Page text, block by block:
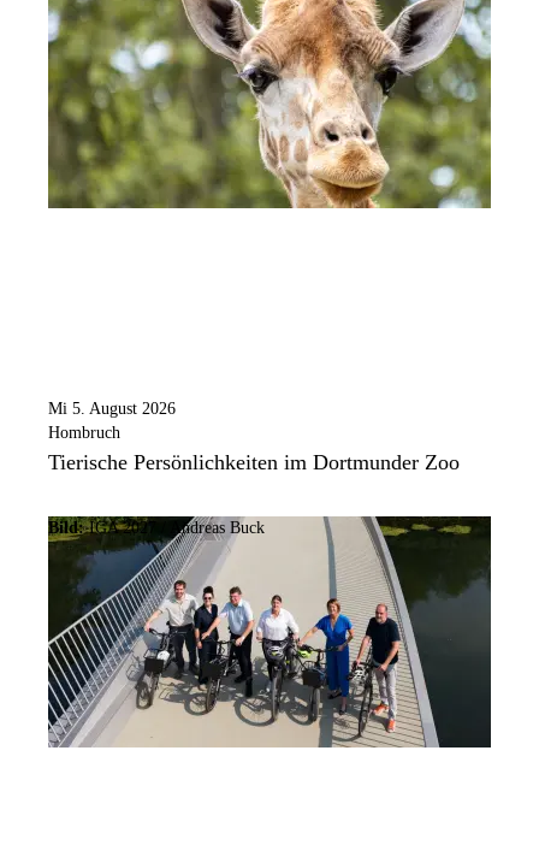
Mi 5. August 2026
Hombruch
Tierische Persönlichkeiten im Dortmunder Zoo
Bild: IGA 2027 / Andreas Buck